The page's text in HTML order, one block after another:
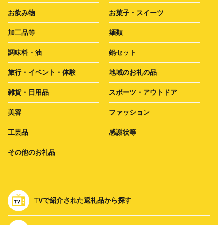
お飲み物 お菓子・スイーツ
加工品等 麺類
調味料・油 鍋セット
旅行・イベント・体験 地域のお礼の品
雑貨・日用品 スポーツ・アウトドア
美容 ファッション
工芸品 感謝状等
その他のお礼品
TVで紹介された返礼品から探す